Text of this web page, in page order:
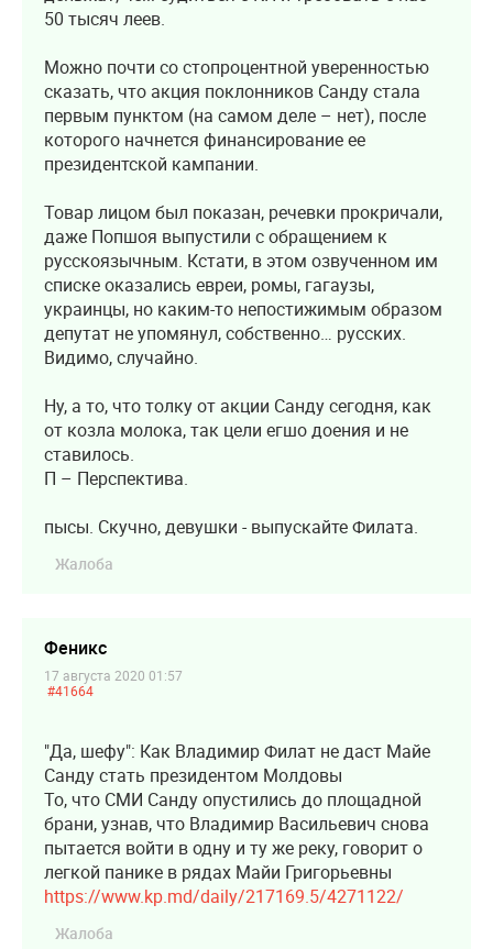
50 тысяч леев.
Можно почти со стопроцентной уверенностью
сказать, что акция поклонников Санду стала
первым пунктом (на самом деле – нет), после
которого начнется финансирование ее
президентской кампании.
Товар лицом был показан, речевки прокричали,
даже Попшоя выпустили с обращением к
русскоязычным. Кстати, в этом озвученном им
списке оказались евреи, ромы, гагаузы,
украинцы, но каким-то непостижимым образом
депутат не упомянул, собственно… русских.
Видимо, случайно.
Ну, а то, что толку от акции Санду сегодня, как
от козла молока, так цели егшо доения и не
ставилось.
П – Перспектива.
пысы. Скучно, девушки - выпускайте Филата.
Жалоба
Феникс
17 августа 2020 01:57
#41664
"Да, шефу": Как Владимир Филат не даст Майе
Санду стать президентом Молдовы
То, что СМИ Санду опустились до площадной
брани, узнав, что Владимир Васильевич снова
пытается войти в одну и ту же реку, говорит о
легкой панике в рядах Майи Григорьевны
https://www.kp.md/daily/217169.5/4271122/
Жалоба